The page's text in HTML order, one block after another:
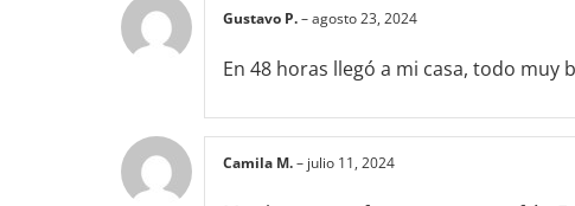
Gustavo P.–agosto 23, 2024
En 48 horas llegó a mi casa, todo muy
Camila M.– julio 11, 2024